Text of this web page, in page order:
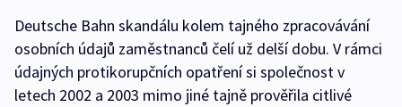
Deutsche Bahn skandálu kolem tajného zpracovávání
osobních údajů zaměstnanců čelí už delší dobu. V rámci
údajných protikorupčních opatření si společnost v
letech 2002 a 2003 mimo jiné tajně prověřila citlivé